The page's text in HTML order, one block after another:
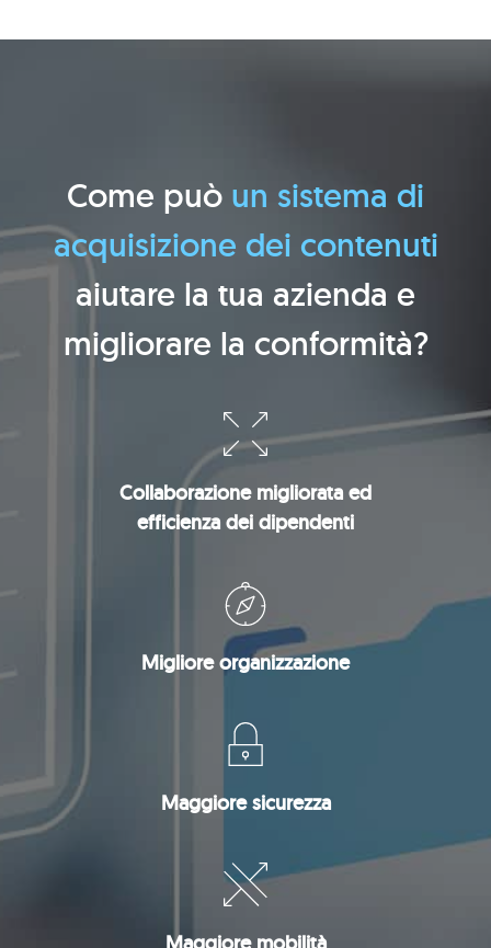
Come può un sistema di
acquisizione dei contenuti
aiutare la tua azienda e
migliorare la conformità?
Collaborazione migliorata ed
efficienza dei dipendenti
Migliore organizzazione
Maggiore sicurezza